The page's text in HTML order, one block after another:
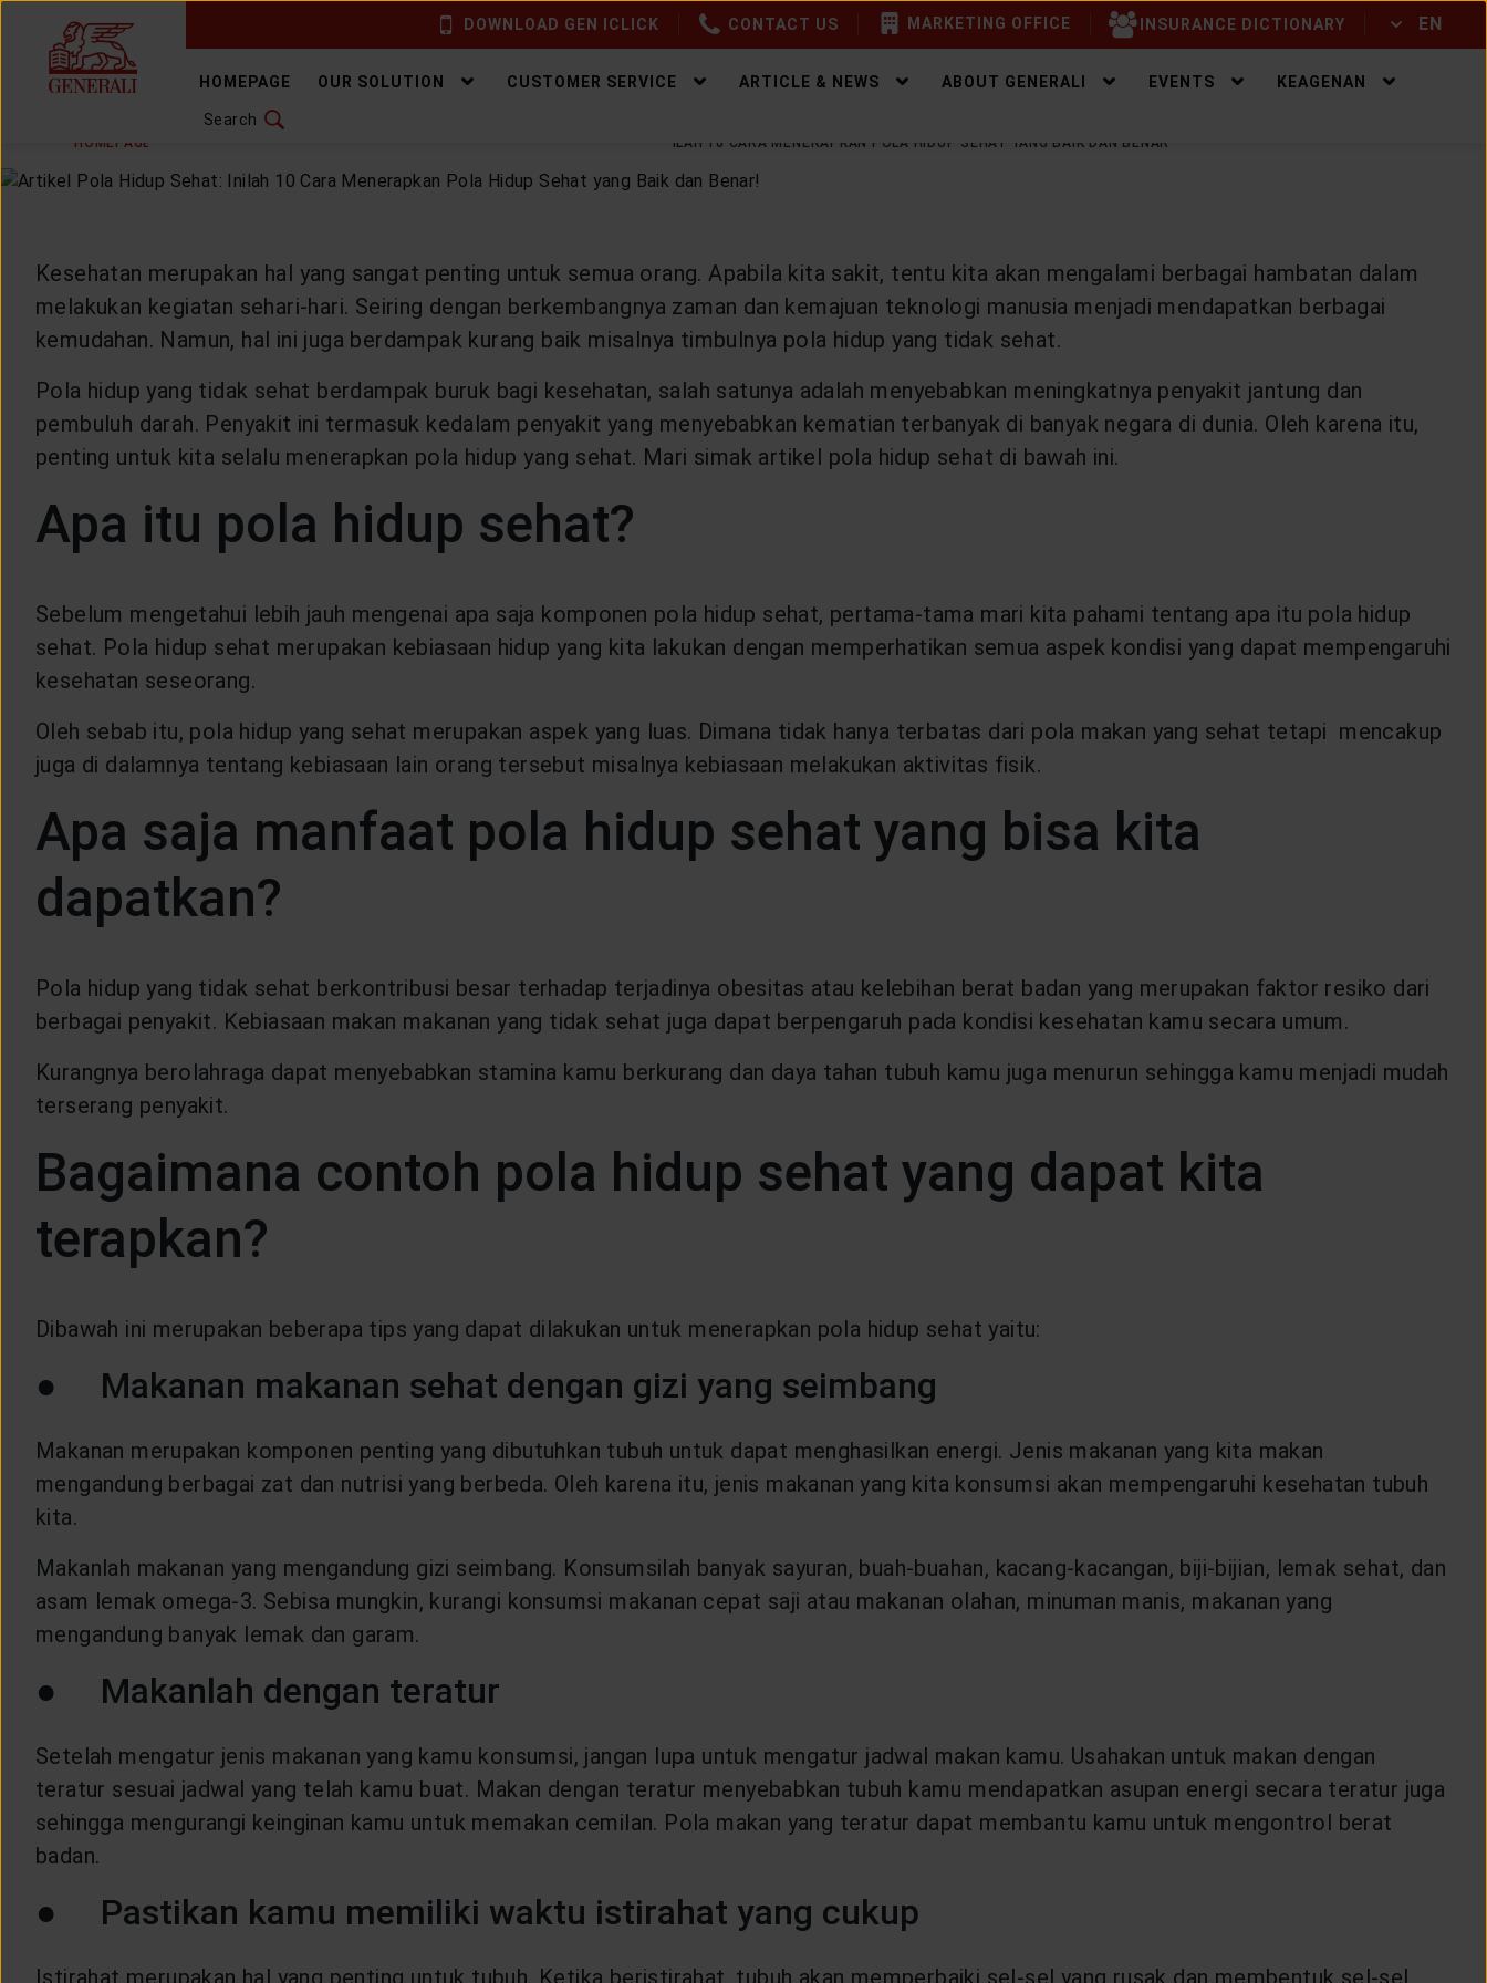
DOWNLOAD GEN ICLICK CONTACT US MARKETING OFFICE INSURANCE DICTIONARY EN
HOMEPAGE OUR SOLUTION CUSTOMER SERVICE ARTICLE & NEWS ABOUT GENERALI EVENTS KEAGENAN
Search
HOMEPAGE INILAH 10 CARA MENERAPKAN POLA HIDUP SEHAT YANG BAIK DAN BENAR
TUESDAY, 31 MAY 2022
Kesehatan merupakan hal yang sangat penting untuk semua orang. Apabila kita sakit, tentu kita akan mengalami berbagai hambatan dalam
melakukan kegiatan sehari-hari. Seiring dengan berkembangnya zaman dan kemajuan teknologi manusia menjadi mendapatkan berbagai
kemudahan. Namun, hal ini juga berdampak kurang baik misalnya timbulnya pola hidup yang tidak sehat.
Pola hidup yang tidak sehat berdampak buruk bagi kesehatan, salah satunya adalah menyebabkan meningkatnya penyakit jantung dan
pembuluh darah. Penyakit ini termasuk kedalam penyakit yang menyebabkan kematian terbanyak di banyak negara di dunia. Oleh karena itu,
penting untuk kita selalu menerapkan pola hidup yang sehat. Mari simak artikel pola hidup sehat di bawah ini.
Apa itu pola hidup sehat?
Sebelum mengetahui lebih jauh mengenai apa saja komponen pola hidup sehat, pertama-tama mari kita pahami tentang apa itu pola hidup
sehat. Pola hidup sehat merupakan kebiasaan hidup yang kita lakukan dengan memperhatikan semua aspek kondisi yang dapat mempengaruhi
kesehatan seseorang.
Oleh sebab itu, pola hidup yang sehat merupakan aspek yang luas. Dimana tidak hanya terbatas dari pola makan yang sehat tetapi mencakup
juga di dalamnya tentang kebiasaan lain orang tersebut misalnya kebiasaan melakukan aktivitas fisik.
Apa saja manfaat pola hidup sehat yang bisa kita
dapatkan?
Pola hidup yang tidak sehat berkontribusi besar terhadap terjadinya obesitas atau kelebihan berat badan yang merupakan faktor resiko dari
berbagai penyakit. Kebiasaan makan makanan yang tidak sehat juga dapat berpengaruh pada kondisi kesehatan kamu secara umum.
Kurangnya berolahraga dapat menyebabkan stamina kamu berkurang dan daya tahan tubuh kamu juga menurun sehingga kamu menjadi mudah
terserang penyakit.
Bagaimana contoh pola hidup sehat yang dapat kita
terapkan?
Dibawah ini merupakan beberapa tips yang dapat dilakukan untuk menerapkan pola hidup sehat yaitu:
● Makanan makanan sehat dengan gizi yang seimbang
Makanan merupakan komponen penting yang dibutuhkan tubuh untuk dapat menghasilkan energi. Jenis makanan yang kita makan
mengandung berbagai zat dan nutrisi yang berbeda. Oleh karena itu, jenis makanan yang kita konsumsi akan mempengaruhi kesehatan tubuh
kita.
Makanlah makanan yang mengandung gizi seimbang. Konsumsilah banyak sayuran, buah-buahan, kacang-kacangan, biji-bijian, lemak sehat, dan
asam lemak omega-3. Sebisa mungkin, kurangi konsumsi makanan cepat saji atau makanan olahan, minuman manis, makanan yang
mengandung banyak lemak dan garam.
● Makanlah dengan teratur
Setelah mengatur jenis makanan yang kamu konsumsi, jangan lupa untuk mengatur jadwal makan kamu. Usahakan untuk makan dengan
teratur sesuai jadwal yang telah kamu buat. Makan dengan teratur menyebabkan tubuh kamu mendapatkan asupan energi secara teratur juga
sehingga mengurangi keinginan kamu untuk memakan cemilan. Pola makan yang teratur dapat membantu kamu untuk mengontrol berat
badan.
● Pastikan kamu memiliki waktu istirahat yang cukup
Istirahat merupakan hal yang penting untuk tubuh. Ketika beristirahat, tubuh akan memperbaiki sel-sel yang rusak dan membentuk sel-sel
CHANGE LANGUAGE ID EN
DOWNLOAD GEN ICLICK
CONTACT US
INSURANCE DICTIONARY
OUR SOLUTION
CUSTOMER SERVICE
ABOUT GENERALI
EVENTS
KEAGENAN